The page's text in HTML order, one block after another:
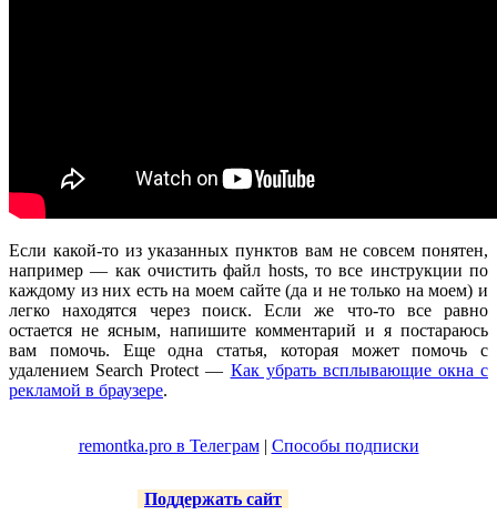
Если какой-то из указанных пунктов вам не совсем понятен,
например — как очистить файл hosts, то все инструкции по
каждому из них есть на моем сайте (да и не только на моем) и
легко находятся через поиск. Если же что-то все равно
остается не ясным, напишите комментарий и я постараюсь
вам помочь. Еще одна статья, которая может помочь с
удалением Search Protect — Как убрать всплывающие окна с
рекламой в браузере.
remontka.pro в Телеграм| Способы подписки
Поддержать сайт